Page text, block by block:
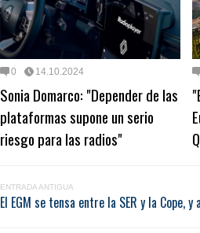
0 14.10.2024
Sonia Domarco: "Depender de las
plataformas supone un serio
riesgo para las radios"
ENTRADA ANTIGUA
El EGM se tensa entre la SER y la Cope,